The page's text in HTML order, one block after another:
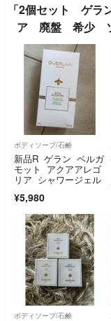
「2個セット ゲ
ア 廃盤 希少 ソ
ボディソープ/石鹸
新品R ゲラン ベルガ
モット アクアアレゴ
リア シャワージェル
¥5,980
ボディソープ/石鹸